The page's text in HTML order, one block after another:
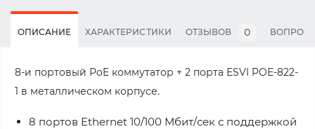
ОПИСАНИЕ ХАРАКТЕРИСТИКИ ОТЗЫВОВ 0
8-и портовый PoE коммутатор + 2 порта ESVI POE-822-
1 в металлическом корпусе.
8 портов Ethernet 10/100 Мбит/сек с поддержкой